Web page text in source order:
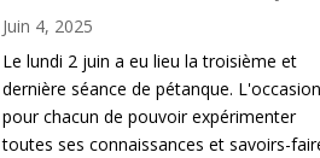
Juin 4, 2025
Le lundi 2 juin a eu lieu la troisième et
dernière séance de pétanque. L'occasion
pour chacun de pouvoir expérimenter
toutes ses connaissances et savoirs-